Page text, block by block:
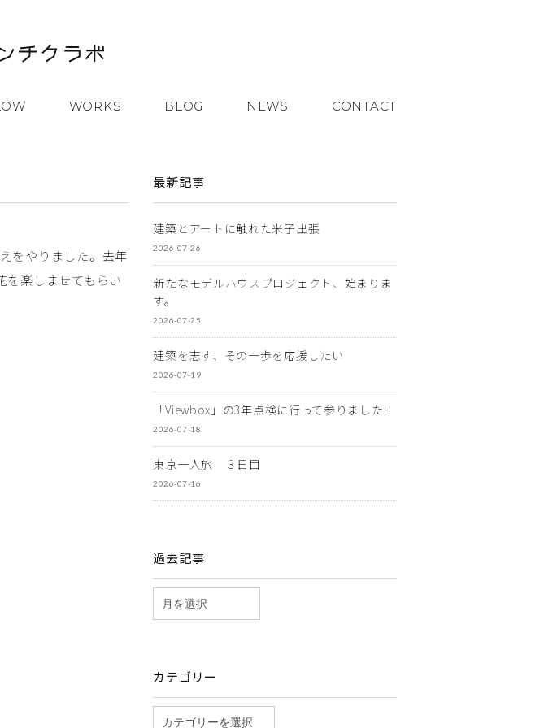
WORKS BLOG NEWS CONTACT
をやりました。去年
を楽しませてもらい
最新記事
建築とアートに触れた米子出張
2026-07-26
新たなモデルハウスプロジェクト、始まりま
す。
2026-07-25
建築を志す、その一歩を応援したい
2026-07-19
「Viewbox」の3年点検に行って参りました！
2026-07-18
東京一人旅 ３日目
2026-07-16
過去記事
カテゴリー